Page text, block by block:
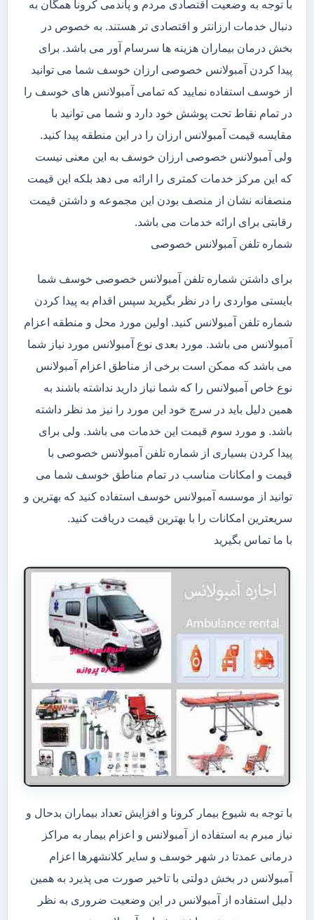
با توجه به وضعیت اقتصادی مردم و پاندمی کرونا همگان به
دنبال خدمات ارزانتر و اقتصادی تر هستند. به خصوص در
بخش درمان بیماران هزینه ها سرسام آور می باشد. برای
پیدا کردن آمبولانس خصوصی ارزان خوسف شما می توانید
از خوسف استفاده نمایید که تمامی آمبولانس های خوسف را
در تمام نقاط تحت پوشش خود دارد و شما می توانید با
مقایسه قیمت آمبولانس ارزان را در این منطقه پیدا کنید.
ولی آمبولانس خصوصی ارزان خوسف به این معنی نیست
که این مرکز خدمات کمتری را ارائه می دهد بلکه این قیمت
منصفانه نشان از منصف بودن این مجموعه و داشتن قیمت
رقابتی برای ارائه خدمات می باشد.
شماره تلفن آمبولانس خصوصی
برای داشتن شماره تلفن آمبولانس خصوصی خوسف شما
بایستی مواردی را در نظر بگیرید سپس اقدام به پیدا کردن
شماره تلفن آمبولانس کنید. اولین مورد محل و منطقه اعزام
آمبولانس می باشد. مورد بعدی نوع آمبولانس مورد نیاز شما
می باشد که ممکن است برخی از مناطق اعزام آمبولانس
نوع خاص آمبولانس را که شما نیاز دارید نداشته باشند به
همین دلیل باید در سرچ خود این مورد را نیز مد نظر داشته
باشد. و مورد سوم قیمت این خدمات می باشد. ولی برای
پیدا کردن بسیاری از شماره تلفن آمبولانس خصوصی با
قیمت و امکانات مناسب در تمام مناطق خوسف شما می
توانید از موسسه آمبولانس خوسف استفاده کنید که بهترین و
سریعترین امکانات را با بهترین قیمت دریافت کنید.
با ما تماس بگیرید
با توجه به شیوع بیمار کرونا و افزایش تعداد بیماران بدحال و
نیاز مبرم به استفاده از آمبولانس و اعزام بیمار به مراکز
درمانی عمدتا در شهر خوسف و سایر کلانشهرها اعزام
آمبولانس در بخش دولتی با تاخیر صورت می پذیرد به همین
دلیل استفاده از آمبولانس در این وضعیت ضروری به نظر